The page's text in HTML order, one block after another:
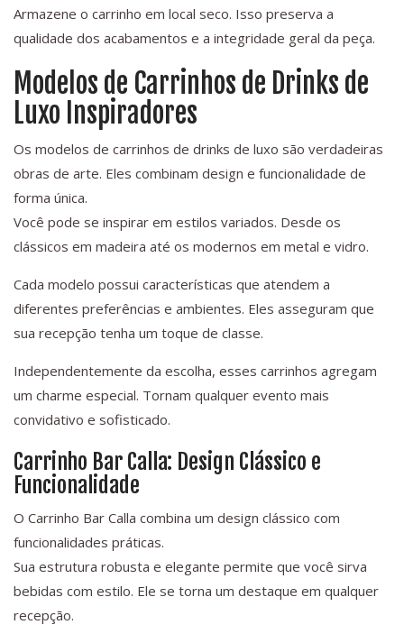
Armazene o carrinho em local seco. Isso preserva a
qualidade dos acabamentos e a integridade geral da peça.
Modelos de Carrinhos de Drinks de
Luxo Inspiradores
Os modelos de carrinhos de drinks de luxo são verdadeiras
obras de arte. Eles combinam design e funcionalidade de
forma única.
Você pode se inspirar em estilos variados. Desde os
clássicos em madeira até os modernos em metal e vidro.
Cada modelo possui características que atendem a
diferentes preferências e ambientes. Eles asseguram que
sua recepção tenha um toque de classe.
Independentemente da escolha, esses carrinhos agregam
um charme especial. Tornam qualquer evento mais
convidativo e sofisticado.
Carrinho Bar Calla: Design Clássico e
Funcionalidade
O Carrinho Bar Calla combina um design clássico com
funcionalidades práticas.
Sua estrutura robusta e elegante permite que você sirva
bebidas com estilo. Ele se torna um destaque em qualquer
recepção.